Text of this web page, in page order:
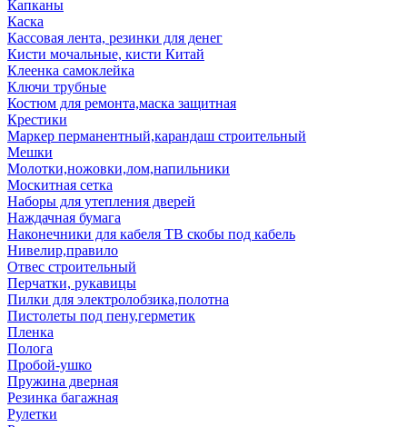
Капканы
Каска
Кассовая лента, резинки для денег
Кисти мочальные, кисти Китай
Клеенка самоклейка
Ключи трубные
Костюм для ремонта,маска защитная
Крестики
Маркер перманентный,карандаш строительный
Мешки
Молотки,ножовки,лом,напильники
Москитная сетка
Наборы для утепления дверей
Наждачная бумага
Наконечники для кабеля ТВ скобы под кабель
Нивелир,правило
Отвес строительный
Перчатки, рукавицы
Пилки для электролобзика,полотна
Пистолеты под пену,герметик
Пленка
Полога
Пробой-ушко
Пружина дверная
Резинка багажная
Рулетки